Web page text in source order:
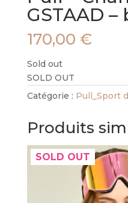
GSTAAD –
170,00 €
Sold out
SOLD OUT
Catégorie : Pull_Sport
Produits
SOLD OUT